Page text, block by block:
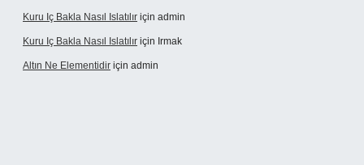
Kuru Iç Bakla Nasıl Islatılır için admin
Kuru Iç Bakla Nasıl Islatılır için Irmak
Altın Ne Elementidir için admin